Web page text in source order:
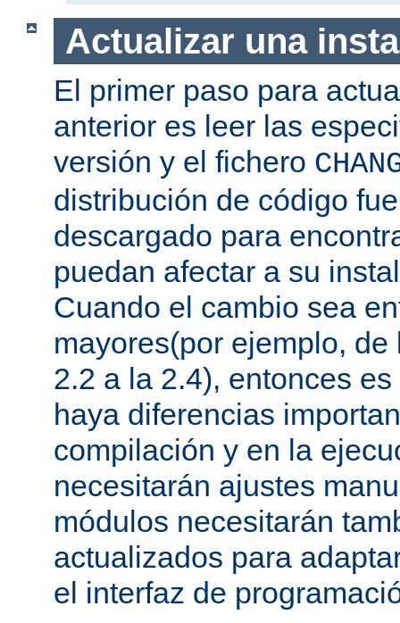
Actualizar una
El primer paso para
anterior es leer las
versión y el fichero
distribución de código
descargado para
puedan afectar a su
Cuando el cambio sea
mayores(por ejemplo,
2.2 a la 2.4), entonces
haya diferencias
compilación y en la
necesitarán ajustes
módulos necesitarán
actualizados para
el interfaz de